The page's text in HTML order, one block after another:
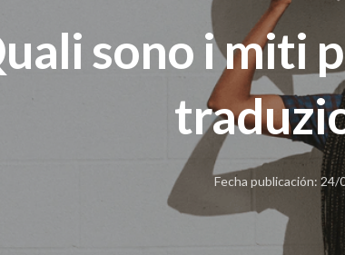
sono i miti
Fecha publicación: 24/